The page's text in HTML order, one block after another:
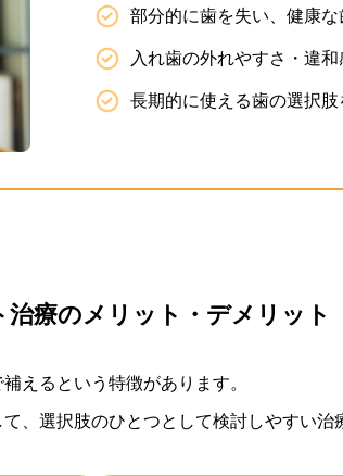
部分的に歯を失い、健康
入れ歯の外れやすさ・違
長期的に使える歯の選択
療のメリット・デメリット
えるという特徴があります。
、選択肢のひとつとして検討しやすい治